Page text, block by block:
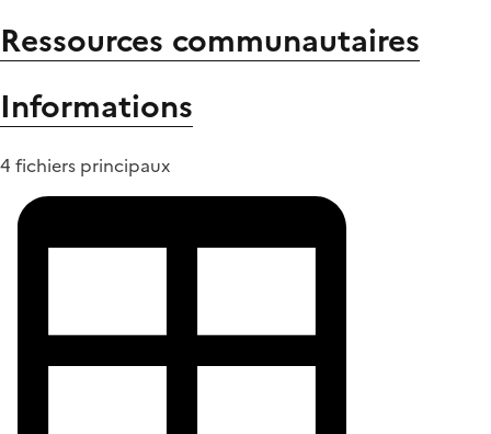
Ressources communautaires
Informations
4 fichiers principaux